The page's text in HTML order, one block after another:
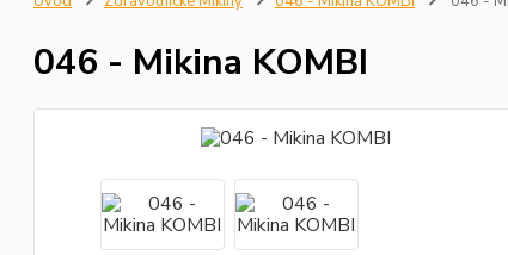
046 - Mikina KOMBI